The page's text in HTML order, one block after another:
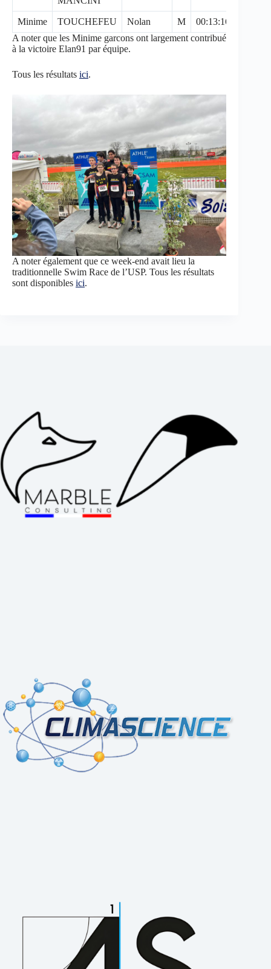
Minime TOUCHEFEU Nolan M 00:13:16
A noter que les Minime garcons ont largement contribué
à la victoire Elan91 par équipe.
Tous les résultats ici.
A noter également que ce week-end avait lieu la
traditionnelle Swim Race de l’USP. Tous les résultats
sont disponibles ici.